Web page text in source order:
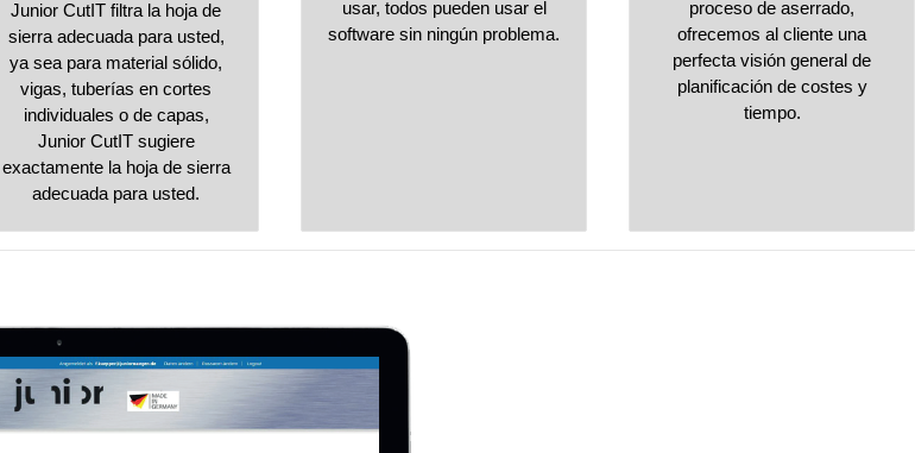
Junior CutIT filtra la hoja de
sierra adecuada para usted,
ya sea para material sólido,
vigas, tuberías en cortes
individuales o de capas,
Junior CutIT sugiere
exactamente la hoja de sierra
adecuada para usted.
usar, todos pueden usar el
software sin ningún problema.
proceso de aserrado,
ofrecemos al cliente una
perfecta visión general de
planificación de costes y
tiempo.